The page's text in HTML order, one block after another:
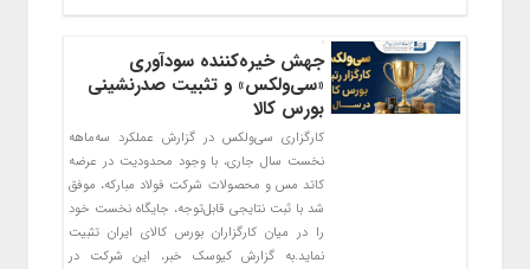
جهش خیره‌کننده سودآوری
«سی‌ولکس» و تثبیت صدرنشینی
بورس کالا
کارگزاری سی‌ولکس در گزارش عملکرد سه‌ماهه
نخست سال جاری، با وجود محدودیت در عرضه
کاتد مس و محصولات شرکت فولاد مبارکه، موفق
شد با ثبت نتایجی قابل‌توجه، جایگاه نخست خود
را در میان کارگزاران بورس کالای ایران تثبیت
نماید.به گزارش کیوسک خبر، این شرکت در